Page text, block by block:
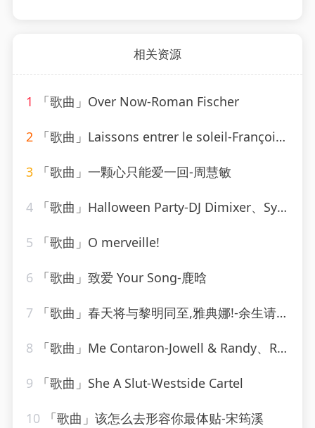
相关资源
1 「歌曲」Over Now-Roman Fischer
2 「歌曲」Laissons entrer le soleil-François & The New Frenchies
3 「歌曲」一颗心只能爱一回-周慧敏
4 「歌曲」Halloween Party-DJ Dimixer、Syntheticsax
5 「歌曲」O merveille!
6 「歌曲」致爱 Your Song-鹿晗
7 「歌曲」春天将与黎明同至,雅典娜!-余生请珍惜
8 「歌曲」Me Contaron-Jowell & Randy、Rauw Alejandro
9 「歌曲」She A Slut-Westside Cartel
10 「歌曲」该怎么去形容你最体贴-宋筠溪